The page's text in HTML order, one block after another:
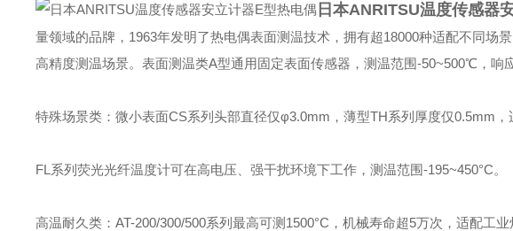
日本ANRITSU温度传感器
量领域的品牌，1963年发明了热电偶表面测温技术，拥有超18000种适配不同场
高精度测温场景。表面测温类‌A型通用固定表面传感器，测温范围-50~500℃，响
特殊场景类：微小表面CS系列头部直径仅φ3.0mm，薄型TH系列厚度仅0.5mm，
FL系列荧光光纤温度计可在高电压、强干扰环境下工作，测温范围-195~450°C。
高温耐久类：AT-200/300/500系列最高可测1500°C，机械寿命超5万次，适配工业